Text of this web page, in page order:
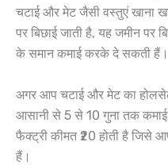
चटाई और मेट जैसी वस्तुएं खाना
पर बिछाई जाती है, यह जमीन पर
के समान कमाई करके दे सकती हैं।
अगर आप चटाई और मेट का
आसानी से 5 से 10 गुना तक
फैक्ट्री कीमत ₹20 होती है
हैं।